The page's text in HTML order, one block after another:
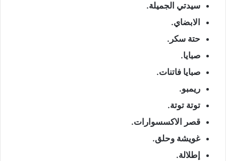
سيدتي الجميلة.
الابضاي.
حتة سكر.
صبايا.
صبايا فاتنات.
ريمبو.
توتة توتة.
قصر الاكسسوارات.
غويشة وحلق.
إطلالة.